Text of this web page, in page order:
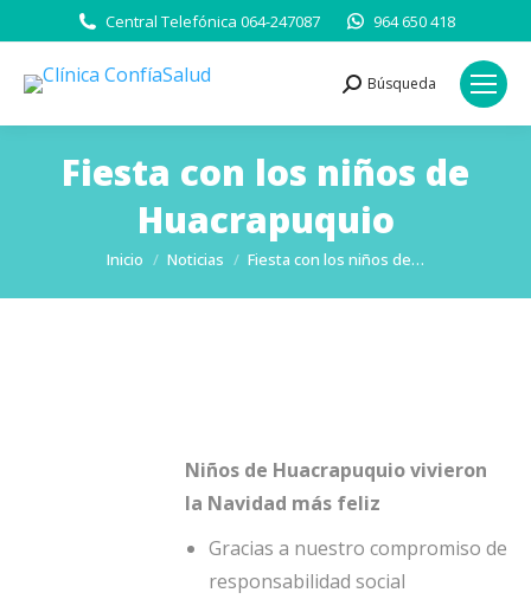
Central Telefónica 064-247087 964 650 418
Buscar:
Búsqueda
Fiesta con los niños de
Huacrapuquio
Estás aquí:
Inicio Noticias Fiesta con los niños de…
Niños de Huacrapuquiovivieron
la Navidad más feliz
Gracias a nuestro compromiso de
responsabilidad social